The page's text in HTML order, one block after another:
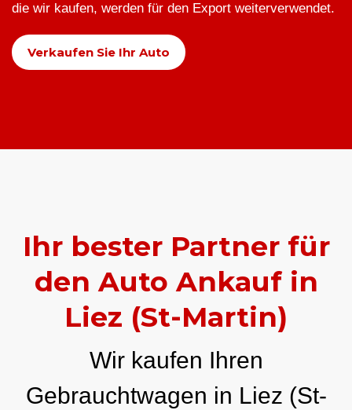
die wir kaufen, werden für den Export weiterverwendet.
Verkaufen Sie Ihr Auto
Ihr bester Partner für
den Auto Ankauf in
Liez (St-Martin)
Wir kaufen Ihren
Gebrauchtwagen in Liez (St-